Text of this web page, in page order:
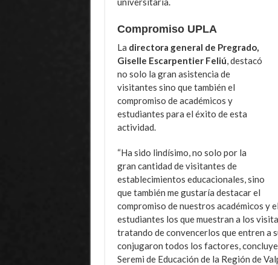
Compromiso UPLA
La directora general de Pregrado,
Giselle Escarpentier Feliú , destacó
no solo la gran asistencia de
visitantes sino que también el
compromiso de académicos y
estudiantes para el éxito de esta
actividad.
“Ha sido lindísimo, no solo por la
gran cantidad de visitantes de
establecimientos educacionales, sino
que también me gustaría destacar el
compromiso de nuestros académicos y
estudiantes los que muestran a los
tratando de convencerlos que entren a
conjugaron todos los factores,
Seremi de Educación de la Región de